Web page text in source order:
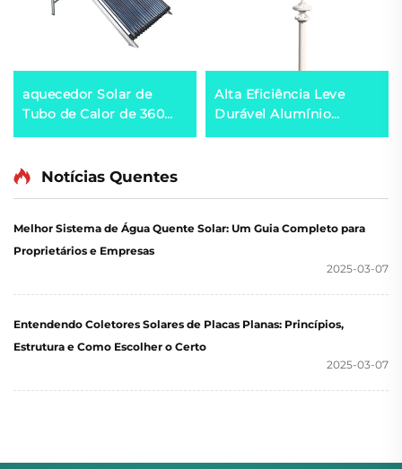
aquecedor Solar de
Tubo de Calor de 360
Litros Alta Pressão
Brasil, Espanha, Itália
Alta Eficiência Leve
Durável Alumínio
Fundido por Injeção
Notícias Quentes
Melhor Sistema de Água Quente Solar: Um Guia Completo para
Proprietários e Empresas
2025-03-07
Entendendo Coletores Solares de Placas Planas: Princípios,
Estrutura e Como Escolher o Certo
2025-03-07